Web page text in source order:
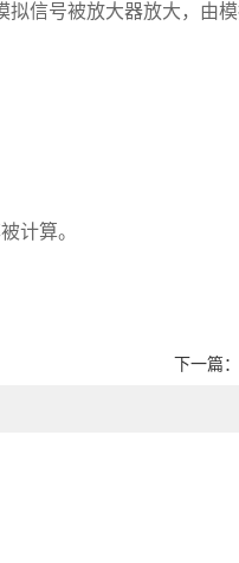
信号被放大器放大，由
计算。
下一篇：